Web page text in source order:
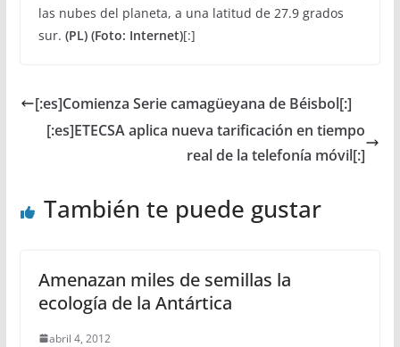
las nubes del planeta, a una latitud de 27.9 grados
sur. (PL) (Foto: Internet)[:]
[:es]Comienza Serie camagüeyana de Béisbol[:]
[:es]ETECSA aplica nueva tarificación en tiempo
real de la telefonía móvil[:]
También te puede gustar
Amenazan miles de semillas la
ecología de la Antártica
abril 4, 2012